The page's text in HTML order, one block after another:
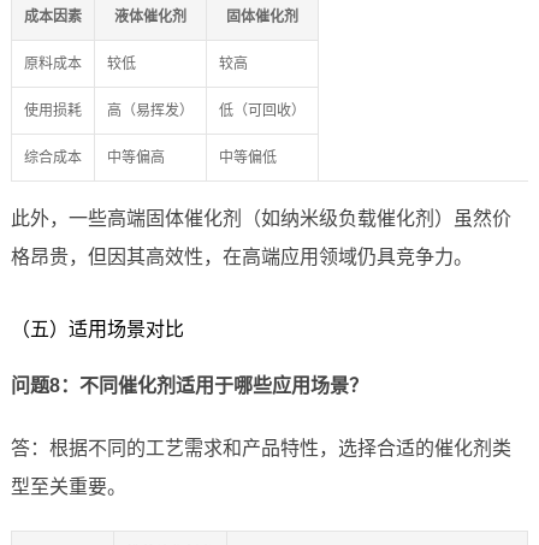
成本因素 液体催化剂 固体催化剂
原料成本 较低 较高
使用损耗 高（易挥发） 低（可回收）
综合成本 中等偏高 中等偏低
此外，一些高端固体催化剂（如纳米级负载催化剂）虽然价
格昂贵，但因其高效性，在高端应用领域仍具竞争力。
（五）适用场景对比
问题8：不同催化剂适用于哪些应用场景？
答：根据不同的工艺需求和产品特性，选择合适的催化剂类
型至关重要。